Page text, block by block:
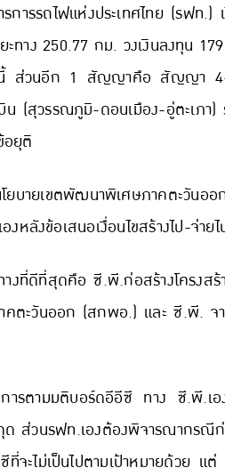
รรถไฟแห่งประเทศไทย (รฟท.) เ
ะทาง 250.77 กม. วงเงินลงทุน
ส่วนอีก 1 สัญญาคือ สัญญา 4-1
น (สุวรรณภูมิ-ดอนเมือง-อู่ตะเภา
อยุติ
ยบายเขตพัฒนาพิเศษภาคตะวันอ
งหลังข้อเสนอเงื่อนไขสร้างไป-จ่
างที่ดีที่สุดคือ ซี.พี.ก่อสร้างโครง
ตะวันออก (สกพอ.) และ ซี.พี. จา
รตามมติบอร์ดอีอีซี ทาง ซี.พี.เอง
ส่วนรฟท.เองต้องพิจารณากรณีก่อ
ะไม่เป็นไปตามเป้าหมายด้วย แ